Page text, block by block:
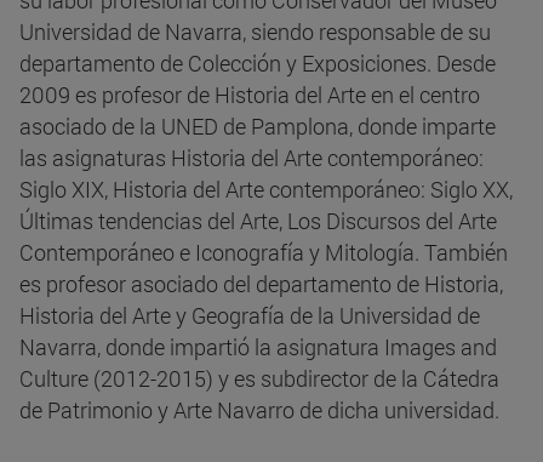
Universidad de Navarra, siendo responsable de su
departamento de Colección y Exposiciones. Desde
2009 es profesor de Historia del Arte en el centro
asociado de la UNED de Pamplona, donde imparte
las asignaturas Historia del Arte contemporáneo:
Siglo XIX, Historia del Arte contemporáneo: Siglo XX,
Últimas tendencias del Arte, Los Discursos del Arte
Contemporáneo e Iconografía y Mitología. También
es profesor asociado del departamento de Historia,
Historia del Arte y Geografía de la Universidad de
Navarra, donde impartió la asignatura Images and
Culture (2012-2015) y es subdirector de la Cátedra
de Patrimonio y Arte Navarro de dicha universidad.